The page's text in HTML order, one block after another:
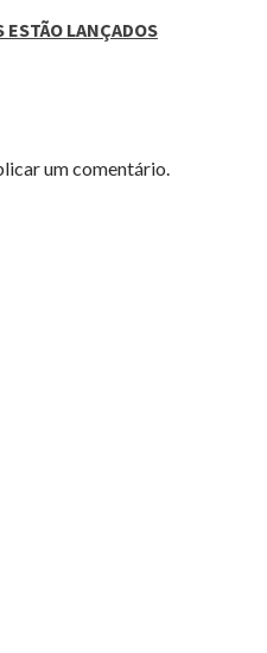
ESTÃO LANÇADOS
um comentário.